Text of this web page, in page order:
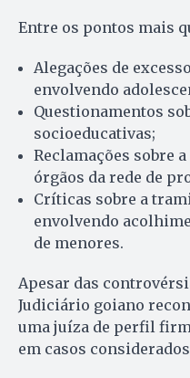
Entre os pontos mais
Alegações de
envolvendo
Questionamentos
socioeducativas;
Reclamações sobre
órgãos da rede de
Críticas sobre a
envolvendo
de menores.
Apesar das
Judiciário goiano
uma juíza de perfil
em casos